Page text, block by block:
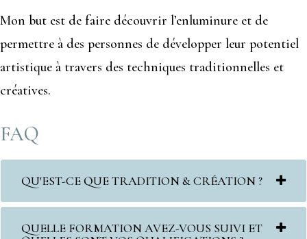
Mon but est de faire découvrir l’enluminure et de
permettre à des personnes de développer leur potentiel
artistique à travers des techniques traditionnelles et
créatives.
FAQ
QU'EST-CE QUE TRADITION & CRÉATION ?
QUELLE FORMATION AVEZ-VOUS SUIVI ET